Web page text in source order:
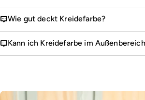
Wie gut deckt Kreidefarbe?
Kann ich Kreidefarbe im